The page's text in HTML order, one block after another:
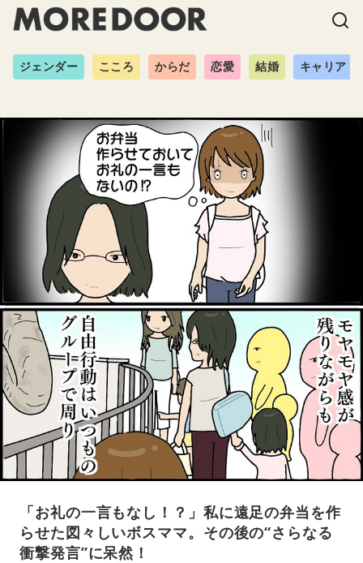
ジェンダー こころ からだ 恋愛 結婚 キャリア
「お礼の一言もなし！？」私に遠足の弁当を作
らせた図々しいボスママ。その後の“さらなる
衝撃発言”に呆然！